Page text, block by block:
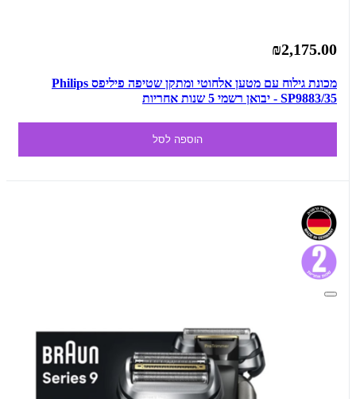
₪2,175.00
מכונת גילוח עם מטען אלחוטי ומתקן שטיפה פיליפס Philips
SP9883/35 - יבואן רשמי 5 שנות אחריות
הוספה לסל